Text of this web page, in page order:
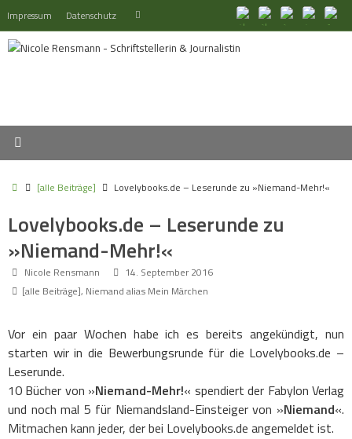
Inhalt
springen
Impressum Datenschutz Suchen
Start[alle Beiträge] Lovelybooks.de – Leserunde zu »Niemand-Mehr!«
Lovelybooks.de – Leserunde zu
»Niemand-Mehr!«
Nicole Rensmann
14. September 2016
[alle Beiträge], Niemand alias Mein Märchen
Vor ein paar Wochen habe ich es bereits angekündigt, nun
starten wir in die Bewerbungsrunde für die Lovelybooks.de –
Leserunde.
10 Bücher von »Niemand-Mehr!« spendiert der Fabylon Verlag
und noch mal 5 für Niemandsland-Einsteiger von »Niemand«.
Mitmachen kann jeder, der bei Lovelybooks.de angemeldet ist.